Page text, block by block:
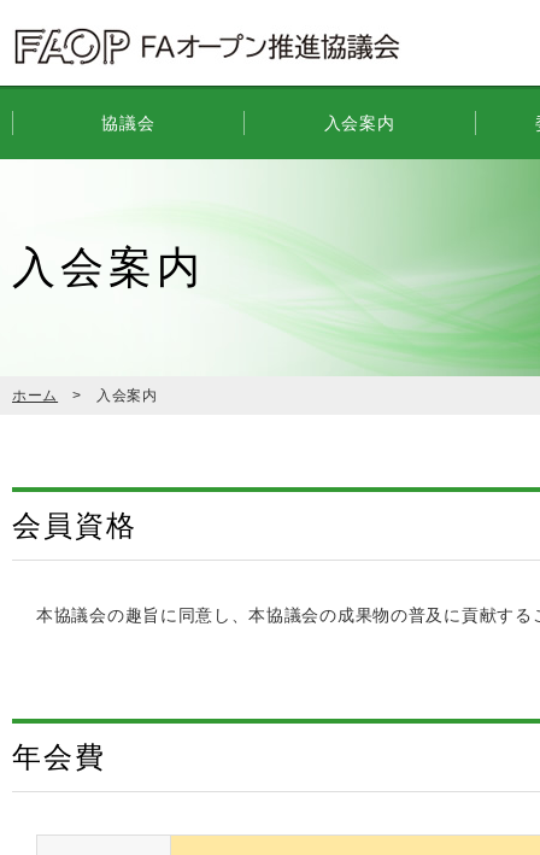
協議会 入会案内
入会案内
ホーム 入会案内
会員資格
本協議会の趣旨に同意し、本協議会の成果物の普及に貢献する
年会費